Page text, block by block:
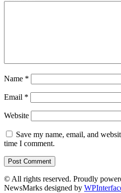
Name *
Email *
Website
Save my name, email, and
time I comment.
© All rights reserved. Proudly
NewsMarks designed by